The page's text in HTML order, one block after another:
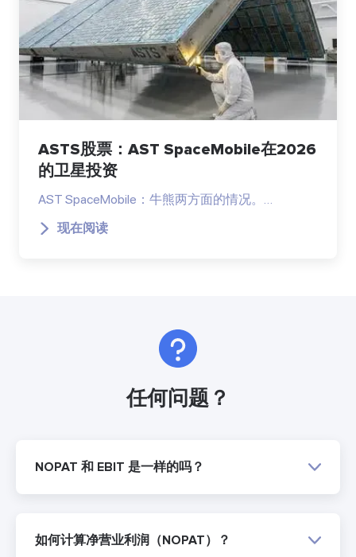
ASTS股票：AST SpaceMobile在2026
的卫星投资
AST SpaceMobile：牛熊两方面的情况。…
现在阅读
任何问题？
NOPAT 和 EBIT 是一样的吗？
如何计算净营业利润（NOPAT）？